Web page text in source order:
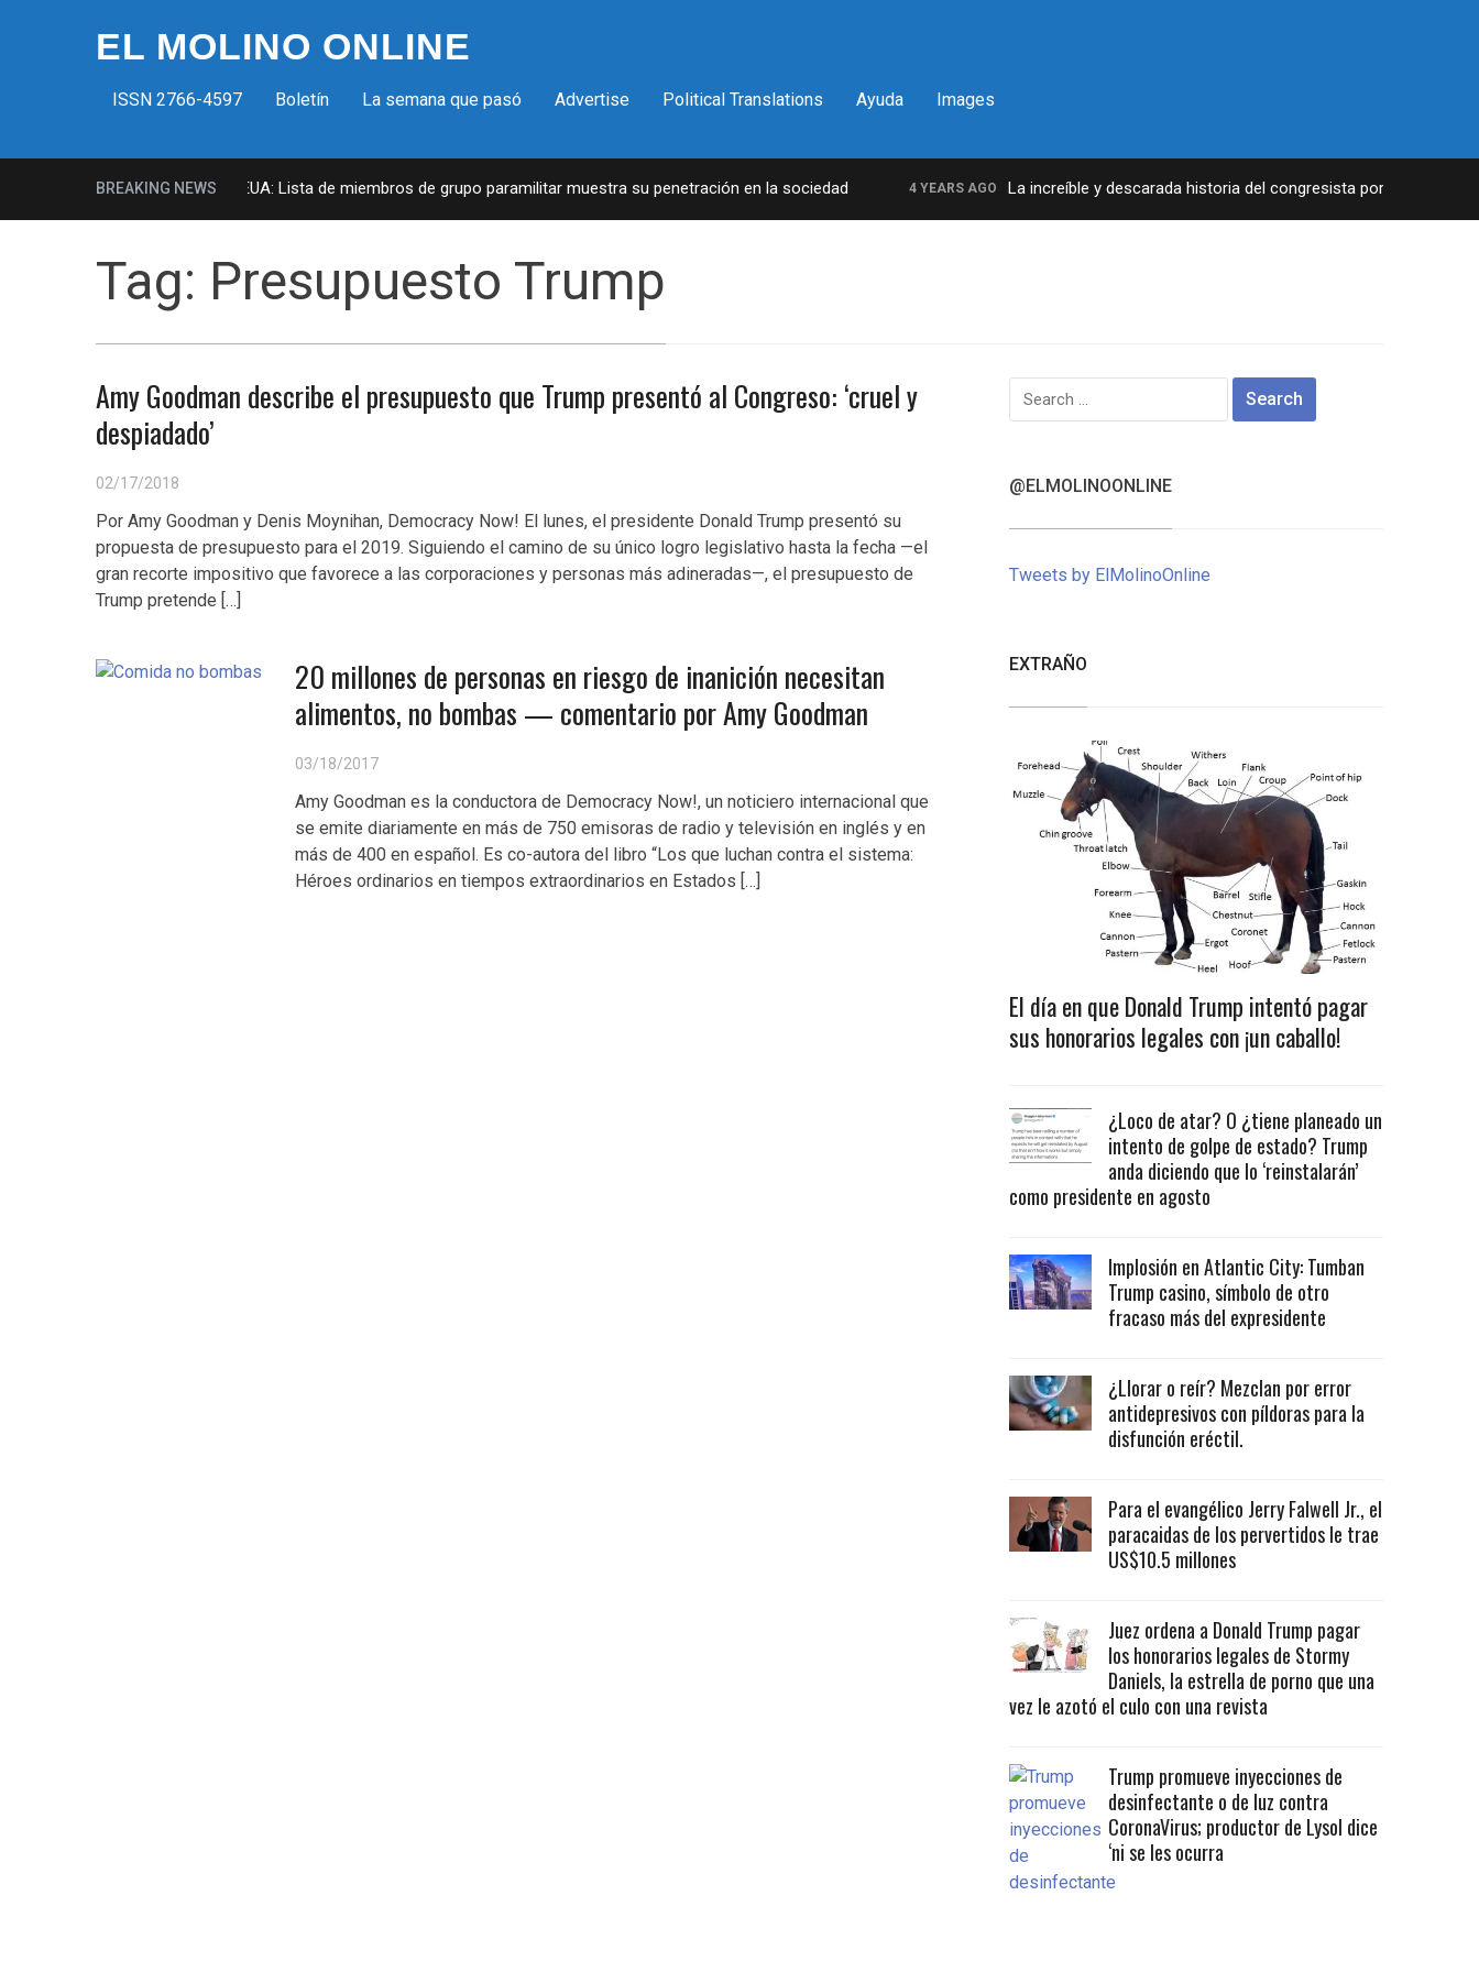
EL MOLINO ONLINE
ISSN 2766-4597 Boletín La semana que pasó Advertise Political Translations Ayuda Images
BREAKING NEWS
Milicias fascistas en EUA: Lista de miembros de grupo paramilitar muestra su penetración en la sociedad 4 YEARS AGO La increíble y descarada historia del congresista por NY George
Tag: Presupuesto Trump
Amy Goodman describe el presupuesto que Trump presentó al Congreso: ‘cruel y
despiadado’
02/17/2018
Por Amy Goodman y Denis Moynihan, Democracy Now! El lunes, el presidente Donald Trump presentó su
propuesta de presupuesto para el 2019. Siguiendo el camino de su único logro legislativo hasta la fecha —el
gran recorte impositivo que favorece a las corporaciones y personas más adineradas—, el presupuesto de
Trump pretende […]
20 millones de personas en riesgo de inanición necesitan
alimentos, no bombas — comentario por Amy Goodman
03/18/2017
Amy Goodman es la conductora de Democracy Now!, un noticiero internacional que
se emite diariamente en más de 750 emisoras de radio y televisión en inglés y en
más de 400 en español. Es co-autora del libro “Los que luchan contra el sistema:
Héroes ordinarios en tiempos extraordinarios en Estados […]
Search
for:
@ELMOLINOONLINE
Tweets by ElMolinoOnline
EXTRAÑO
El día en que Donald Trump intentó pagar
sus honorarios legales con ¡un caballo!
¿Loco de atar? O ¿tiene planeado un
intento de golpe de estado? Trump
anda diciendo que lo ‘reinstalarán’
como presidente en agosto
Implosión en Atlantic City: Tumban
Trump casino, símbolo de otro
fracaso más del expresidente
¿Llorar o reír? Mezclan por error
antidepresivos con píldoras para la
disfunción eréctil.
Para el evangélico Jerry Falwell Jr., el
paracaidas de los pervertidos le trae
US$10.5 millones
Juez ordena a Donald Trump pagar
los honorarios legales de Stormy
Daniels, la estrella de porno que una
vez le azotó el culo con una revista
Trump promueve inyecciones de
desinfectante o de luz contra
CoronaVirus; productor de Lysol dice
‘ni se les ocurra